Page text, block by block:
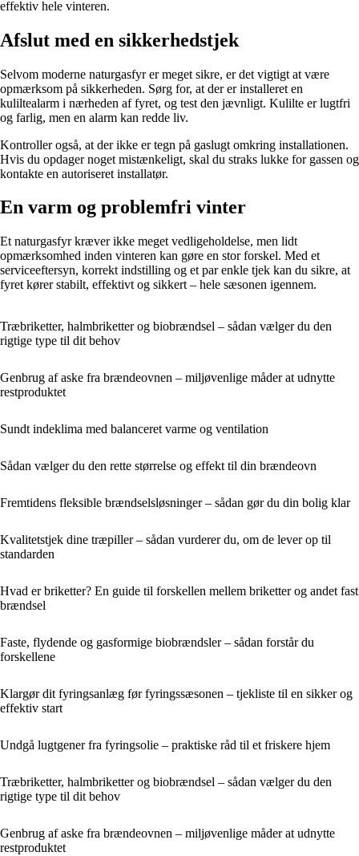
effektiv hele vinteren.
Afslut med en sikkerhedstjek
Selvom moderne naturgasfyr er meget sikre, er det vigtigt at være
opmærksom på sikkerheden. Sørg for, at der er installeret en
kuliltealarm i nærheden af fyret, og test den jævnligt. Kulilte er lugtfri
og farlig, men en alarm kan redde liv.
Kontroller også, at der ikke er tegn på gaslugt omkring installationen.
Hvis du opdager noget mistænkeligt, skal du straks lukke for gassen og
kontakte en autoriseret installatør.
En varm og problemfri vinter
Et naturgasfyr kræver ikke meget vedligeholdelse, men lidt
opmærksomhed inden vinteren kan gøre en stor forskel. Med et
serviceeftersyn, korrekt indstilling og et par enkle tjek kan du sikre, at
fyret kører stabilt, effektivt og sikkert – hele sæsonen igennem.
Træbriketter, halmbriketter og biobrændsel – sådan vælger du den
rigtige type til dit behov
Genbrug af aske fra brændeovnen – miljøvenlige måder at udnytte
restproduktet
Sundt indeklima med balanceret varme og ventilation
Sådan vælger du den rette størrelse og effekt til din brændeovn
Fremtidens fleksible brændselsløsninger – sådan gør du din bolig klar
Kvalitetstjek dine træpiller – sådan vurderer du, om de lever op til
standarden
Hvad er briketter? En guide til forskellen mellem briketter og andet fast
brændsel
Faste, flydende og gasformige biobrændsler – sådan forstår du
forskellene
Klargør dit fyringsanlæg før fyringssæsonen – tjekliste til en sikker og
effektiv start
Undgå lugtgener fra fyringsolie – praktiske råd til et friskere hjem
Træbriketter, halmbriketter og biobrændsel – sådan vælger du den
rigtige type til dit behov
Genbrug af aske fra brændeovnen – miljøvenlige måder at udnytte
restproduktet